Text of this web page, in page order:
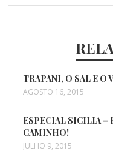
TRAPANI, O SAL E O
AGOSTO 16, 2015
ESPECIAL SICILIA –
CAMINHO!
JULHO 9, 2015